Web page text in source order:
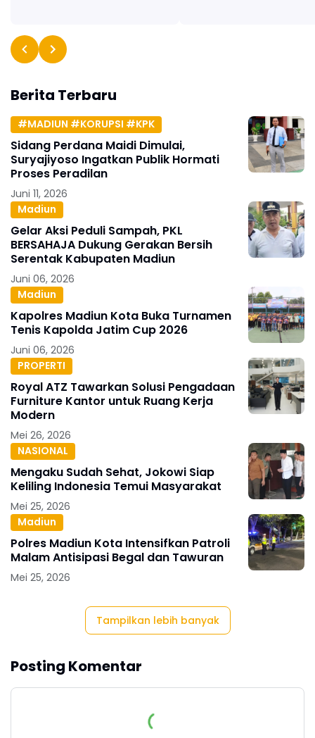
Berita Terbaru
#MADIUN #KORUPSI #KPK
Sidang Perdana Maidi Dimulai,
Suryajiyoso Ingatkan Publik Hormati
Proses Peradilan
Juni 11, 2026
Madiun
Gelar Aksi Peduli Sampah, PKL
BERSAHAJA Dukung Gerakan Bersih
Serentak Kabupaten Madiun
Juni 06, 2026
Madiun
Kapolres Madiun Kota Buka Turnamen
Tenis Kapolda Jatim Cup 2026
Juni 06, 2026
PROPERTI
Royal ATZ Tawarkan Solusi Pengadaan
Furniture Kantor untuk Ruang Kerja
Modern
Mei 26, 2026
NASIONAL
Mengaku Sudah Sehat, Jokowi Siap
Keliling Indonesia Temui Masyarakat
Mei 25, 2026
Madiun
Polres Madiun Kota Intensifkan Patroli
Malam Antisipasi Begal dan Tawuran
Mei 25, 2026
Tampilkan lebih banyak
Posting Komentar